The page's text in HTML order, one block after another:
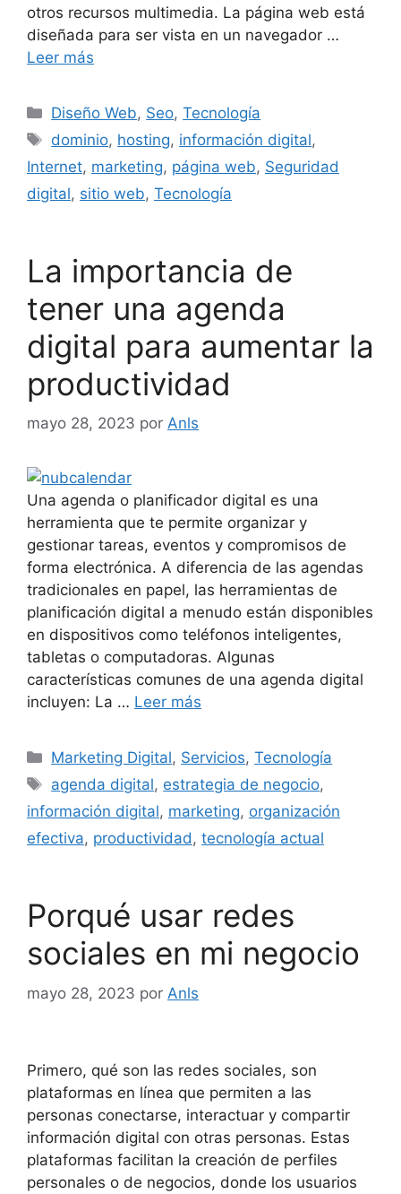
otros recursos multimedia. La página web está
diseñada para ser vista en un navegador …
Leer más
Diseño Web, Seo,Tecnología
dominio, hosting, información digital,
Internet, marketing, página web, Seguridad
digital, sitio web, Tecnología
La importancia de
tener una agenda
digital para aumentar la
productividad
mayo 28, 2023 por Anls
Una agenda o planificador digital es una
herramienta que te permite organizar y
gestionar tareas, eventos y compromisos de
forma electrónica. A diferencia de las agendas
tradicionales en papel, las herramientas de
planificación digital a menudo están disponibles
en dispositivos como teléfonos inteligentes,
tabletas o computadoras. Algunas
características comunes de una agenda digital
incluyen: La … Leer más
Marketing Digital, Servicios,Tecnología
agenda digital, estrategia de negocio,
información digital, marketing, organización
efectiva, productividad, tecnología actual
Porqué usar redes
sociales en mi negocio
mayo 28, 2023 por Anls
Primero, qué son las redes sociales, son
plataformas en línea que permiten a las
personas conectarse, interactuar y compartir
información digital con otras personas. Estas
plataformas facilitan la creación de perfiles
personales o de negocios, donde los usuarios